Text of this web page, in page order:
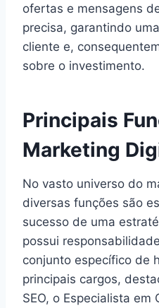
ofertas e mensagens
precisa, garantindo
cliente e,
sobre o investimento.
Principais
Marketing
No vasto universo do
diversas funções são
sucesso de uma
possui
conjunto específico de
principais cargos,
SEO, o Especialista